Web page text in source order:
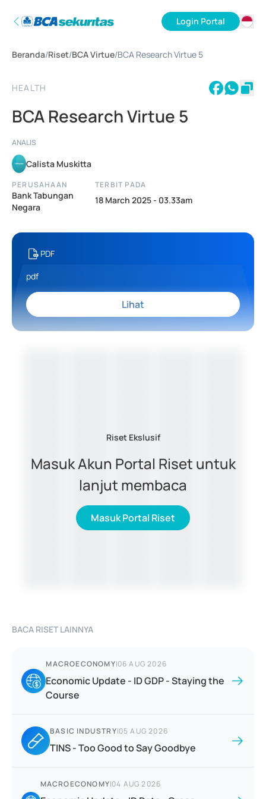
Login Portal
Beranda/Riset/BCA Virtue/BCA Research Virtue 5
HEALTH
BCA Research Virtue 5
ANALIS
Calista Muskitta
PERUSAHAAN
Bank Tabungan
Negara
TERBIT PADA
18 March 2025 - 03.33am
PDF
pdf
Lihat
Riset Ekslusif
Masuk Akun Portal Riset untuk
lanjut membaca
Masuk Portal Riset
BACA RISET LAINNYA
MACROECONOMY|06 AUG 2026
Economic Update - ID GDP - Staying the
Course
BASIC INDUSTRY|05 AUG 2026
TINS - Too Good to Say Goodbye
MACROECONOMY|04 AUG 2026